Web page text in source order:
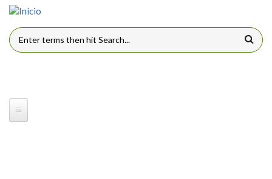
Pular para o conteúdo principal
FORMULÁRIO DE BUSCA